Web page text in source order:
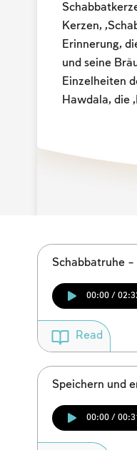
Kerzen,
Erinnerung,
und seine
Einzelheiten
Hawdala, die
Schabbatruhe
00:00 /
Read
Speichern und
00:00 /